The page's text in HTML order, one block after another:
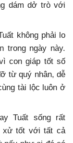
dám dở trò với
không phải lo
trong ngày này.
con giáp tốt số
từ quý nhân, dễ
tài lộc luôn ở
Tuất sống rất
xử tốt với tất cả